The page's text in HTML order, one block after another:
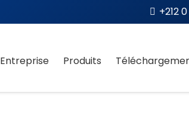
+212
Entreprise Produits